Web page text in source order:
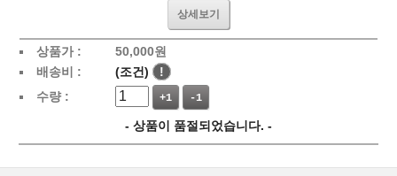
상세보기
상품가 : 50,000원
배송비 :
(조건)
!
수량 :
+1 -1
- 상품이 품절되었습니다. -